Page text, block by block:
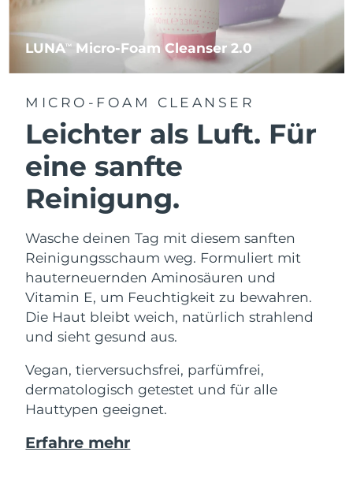
LUNATM Micro-Foam Cleanser 2.0
MICRO-FOAM CLEANSER
Leichter als Luft. Für
eine sanfte
Reinigung.
Wasche deinen Tag mit diesem sanften
Reinigungsschaum weg. Formuliert mit
hauterneuernden Aminosäuren und
Vitamin E, um Feuchtigkeit zu bewahren.
Die Haut bleibt weich, natürlich strahlend
und sieht gesund aus.
Vegan, tierversuchsfrei, parfümfrei,
dermatologisch getestet und für alle
Hauttypen geeignet.
Erfahre mehr